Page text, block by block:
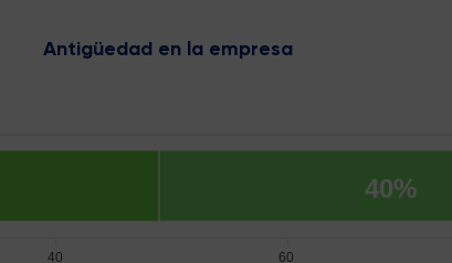
Antigüedad en la empresa
60
40
40%